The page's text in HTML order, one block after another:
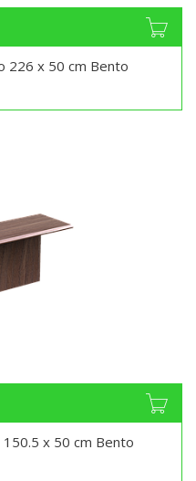
226 x 50 cm Bento
x 50 cm Bento